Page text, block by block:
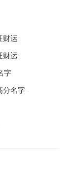
财运
财运
字
分名字